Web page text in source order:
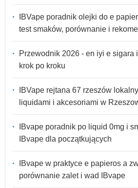
IBVape poradnik olejki do e
test smaków, porównanie i
Przewodnik 2026 - en iyi e sigara
krok po kroku
IBVape rejtana 67 rzeszów
liquidami i akcesoriami w
IBvape poradnik po liquid 0mg i
IBvape dla początkujących
IBvape w praktyce e papieros a
porównanie zalet i wad IBvape